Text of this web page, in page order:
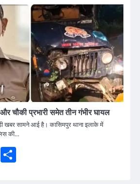
और चौकी प्रभारी समेत तीन गंभीर घायल
खबर सामने आई है। कासिमपुर थाना इलाके में
की…
Gmail